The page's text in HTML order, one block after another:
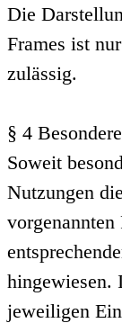
Die
Frames ist
zulässig.
§ 4
Soweit
Nutzungen
vorgenannten
hingewiesen.
jeweiligen